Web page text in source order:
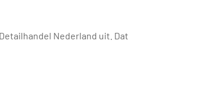
Nederland uit. Dat